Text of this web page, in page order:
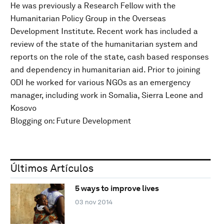
He was previously a Research Fellow with the
Humanitarian Policy Group in the Overseas
Development Institute. Recent work has included a
review of the state of the humanitarian system and
reports on the role of the state, cash based responses
and dependency in humanitarian aid. Prior to joining
ODI he worked for various NGOs as an emergency
manager, including work in Somalia, Sierra Leone and
Kosovo
Blogging on: Future Development
Últimos Artículos
5 ways to improve lives
03 nov 2014